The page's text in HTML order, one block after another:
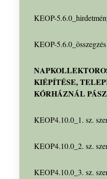
KEOP-
KEOP-5.6.0_összegzés
KIÉPÍTÉSE,
KÓRHÁZNÁL
KEOP4.10.0_1. sz.
KEOP4.10.0_2. sz.
KEOP4.10.0_3. sz.